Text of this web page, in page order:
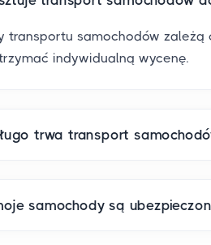
transportu samochodów zależą
indywidualną wycenę.
trwa transport
samochody są